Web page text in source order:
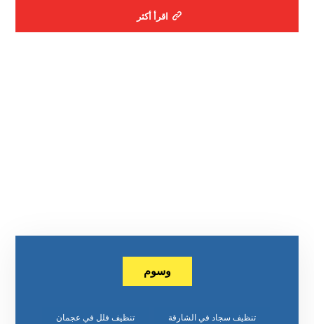
اقرأ أكثر
وسوم
تنظيف سجاد في الشارقة تنظيف فلل في عجمان